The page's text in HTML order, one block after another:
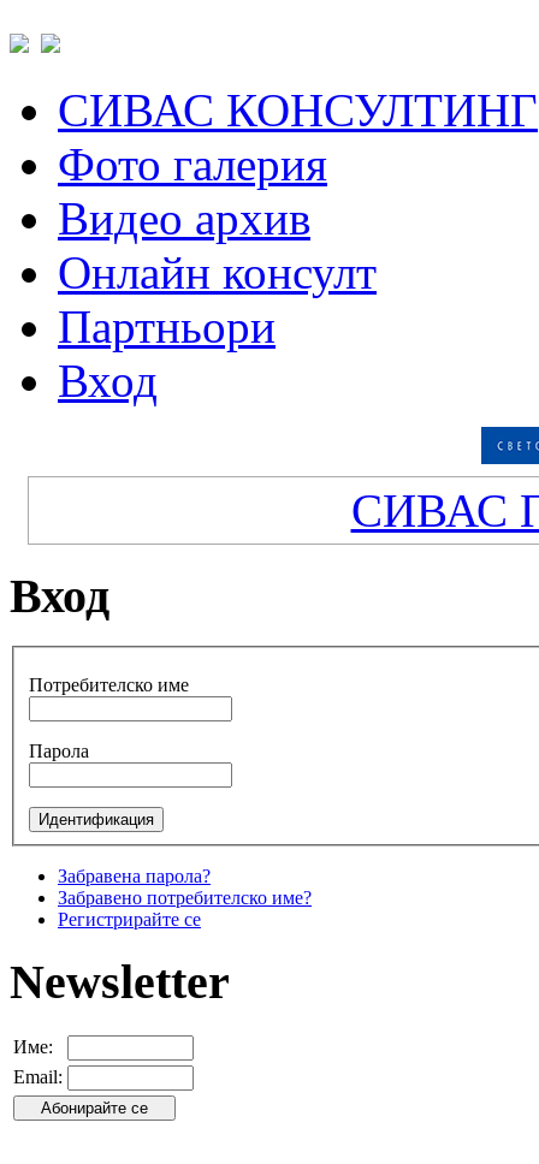
СИВАС КОНСУЛТИНГ
Фото галерия
Видео архив
Онлайн консулт
Партньори
Вход
СИВАС
Вход
Потребителско име
Парола
Забравена парола?
Забравено потребителско име?
Регистрирайте се
Newsletter
Име:
Email: